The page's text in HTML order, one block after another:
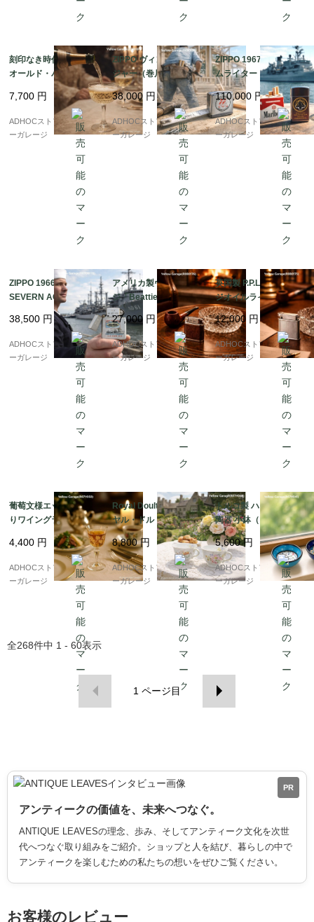
刻印なき時代の輝き ?
オールド・バカラ シャ
ンパングラス（1936年
以前）
7,700 円
ADHOCストア・イエロ
ーガレージ
ZIPPO ヴィンテージ メ
ジャー（巻尺）｜McCl
oskey Varnish Co. ノ
ベルティ・デッドスト
38,000 円
ADHOCストア・イエロ
ーガレージ
ZIPPO 1967年製 スリ
ムライター｜USS BAI
NBRIDGE 原子力フリ
ゲート記念・デッドス
トック完品
110,000 円
ADHOCストア・イエロ
ーガレージ
ZIPPO 1966年製 U.S.S.
SEVERN AO-61 記念
ライター? 冷戦期アメ
リカ海軍を刻んだ一本
?
38,500 円
ADHOCストア・イエロ
ーガレージ
アメリカ製ヴィンテー
ジ「Beattie Jet Lighte
r」パイプ用オイルライ
ター（特許モデル）
27,000 円
ADHOCストア・イエロ
ーガレージ
英国製 P.P.LD ビンテー
ジオイルライター（ス
ターリングシルバー
製）
12,000 円
ADHOCストア・イエロ
ーガレージ
葡萄文様エッチング入
りワイングラス（高さ1
4cm／ヴィンテージ
風）
4,400 円
ADHOCストア・イエロ
ーガレージ
Royal Doulton（ロイ
ヤル・ドルトン）“AR
CADIA（アルカディ
ア）” ティーカップ ペ
ア
8,800円
ADHOCストア・イエロ
ーガレージ
トルコ製 ハンドメイド
陶器 小鉢（ブルー＆ネ
イビー 2点セット）
5,600円
ADHOCストア・イエロ
ーガレージ
全268件中 1 - 60表示
1 ページ目
PR
アンティークの価値を、未来へつなぐ。
ANTIQUE LEAVESの理念、歩み、そしてアンティーク文化を次世
代へつなぐ取り組みをご紹介。ショップと人を結び、暮らしの中で
アンティークを楽しむための私たちの想いをぜひご覧ください。
お客様のレビュー